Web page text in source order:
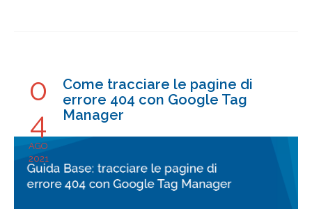
0
4
AGO
2021
Come tracciare le pagine di
errore 404 con Google Tag
Manager